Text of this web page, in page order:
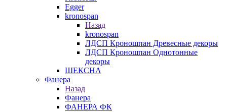
Egger
kronospan
Назад
kronospan
ЛДСП Кроношпан Древесные декоры
ЛДСП Кроношпан Однотонные
декоры
ШЕКСНА
Фанера
Назад
Фанера
ФАНЕРА ФК